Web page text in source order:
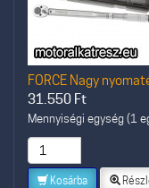
FORCE Nagy
31.550 Ft
Mennyiségi egység (1
Kosárba